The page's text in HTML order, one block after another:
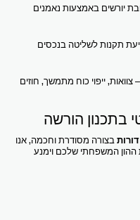
יורשים באמצעות נאמנים
תקנות לשליטה בנכסים
– צוואות, ייפוי כוח מתמשך, חוזים
בתכנון הורשה
בצורה מסודרת וחכמה, אנו
ההון המשפחתי שלכם וימנע